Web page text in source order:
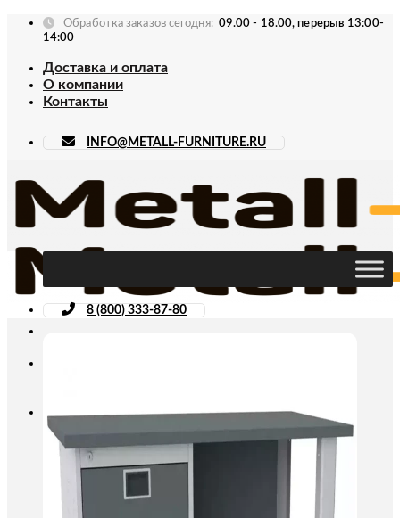
Skip
Обработка заказов сегодня: 09.00 - 18.00, перерыв 13:00-
14:00
Доставка и оплата
О компании
Контакты
INFO@METALL-FURNITURE.RU
8 (800) 333-87-80